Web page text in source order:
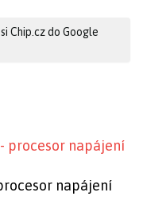
Chip.cz do Google
napájení